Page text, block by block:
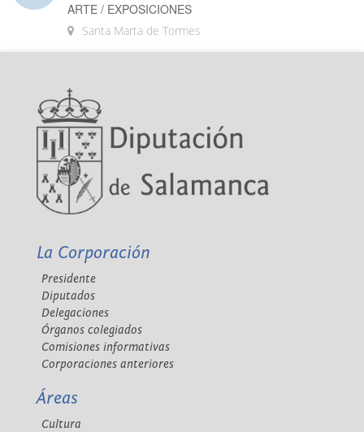
ARTE / EXPOSICIONES
Santa Marta de Tormes
La Corporación
Presidente
Diputados
Delegaciones
Órganos colegiados
Comisiones informativas
Corporaciones anteriores
Áreas
Cultura